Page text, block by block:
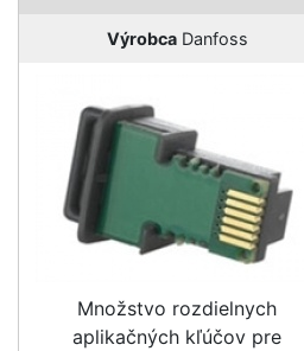
VýrobcaDanfoss
Množstvo rozdielnych
aplikačných kľúčov pre